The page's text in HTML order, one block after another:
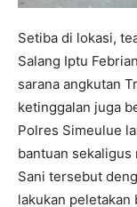
Setiba di lokasi,
Salang Iptu
sarana angkutan
ketinggalan juga
Polres Simeulue
bantuan sekaligus
Sani tersebut
lakukan peletakan